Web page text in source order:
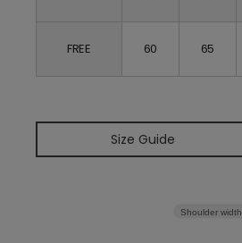
FREE 60 65
Size Guide
Shoulder width